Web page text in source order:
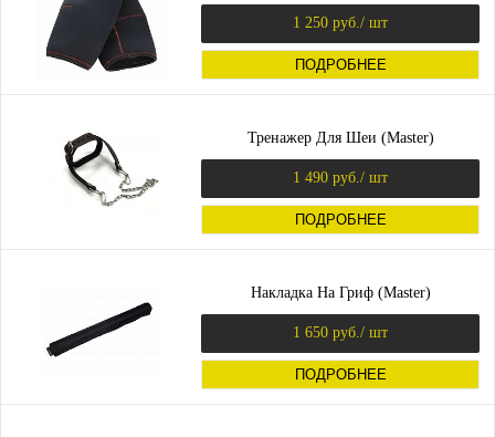
1 250 руб./ шт
ПОДРОБНЕЕ
Тренажер Для Шеи (Master)
1 490 руб./ шт
ПОДРОБНЕЕ
Накладка На Гриф (Master)
1 650 руб./ шт
ПОДРОБНЕЕ